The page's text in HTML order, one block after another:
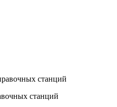
станций